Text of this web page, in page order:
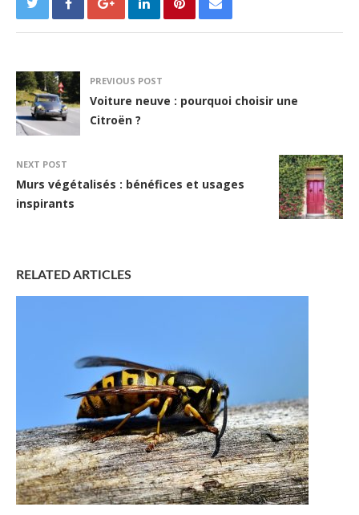
PREVIOUS POST
Voiture neuve : pourquoi choisir une
Citroën ?
NEXT POST
Murs végétalisés : bénéfices et usages
inspirants
RELATED ARTICLES